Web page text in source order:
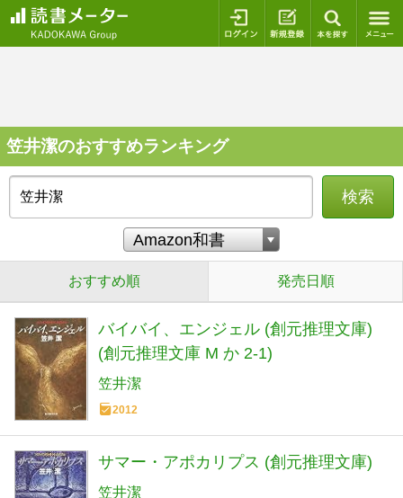
ログイン 新規登録
笠井潔のおすすめランキング
検索
おすすめ順 発売日順
バイバイ、エンジェル (創元推理文庫)
(創元推理文庫 M か 2-1)
笠井潔
2012
サマー・アポカリプス (創元推理文庫)
笠井潔